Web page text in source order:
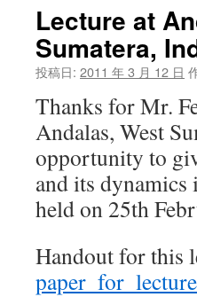
へ
ッ
プ
Lecture at
Sumatera,
投稿日: 2011 年 3 月 12 日
Thanks for Mr.
Andalas, West
opportunity to
and its dynamics
held on 25th
Handout for this